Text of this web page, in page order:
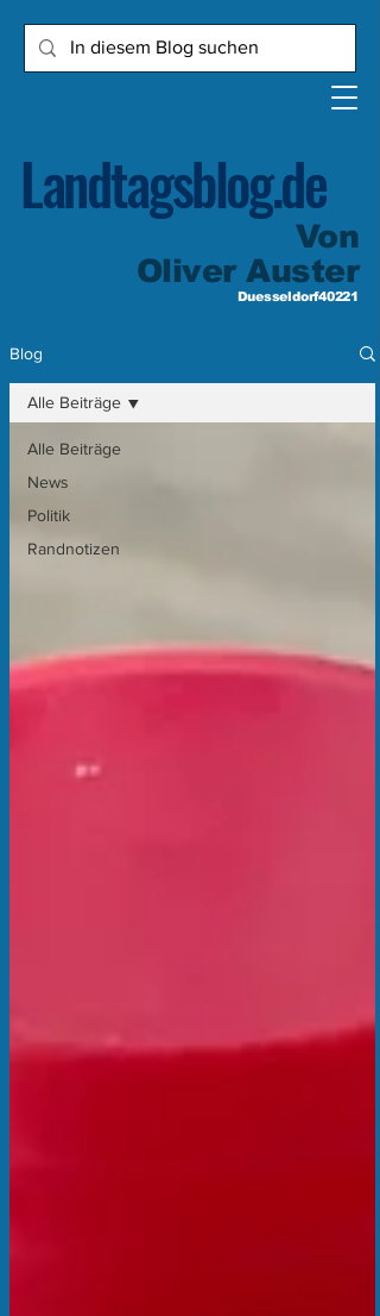
Landtagsblog.de
Von
Oliver Auster
Duesseldorf40221
Blog
Alle Beiträge
News
Politik
Randnotizen
Alle Beiträge